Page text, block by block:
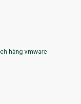
hàng vmware